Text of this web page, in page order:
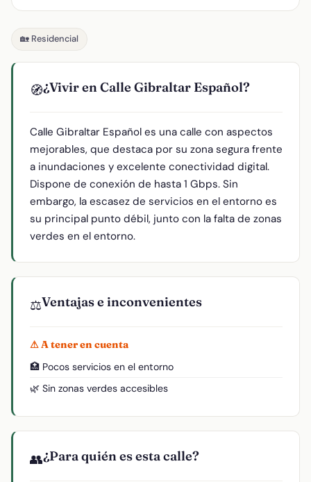
🏡 Residencial
🧭¿Vivir en Calle Gibraltar Español?
Calle Gibraltar Español es una calle con aspectos
mejorables, que destaca por su zona segura frente
a inundaciones y excelente conectividad digital.
Dispone de conexión de hasta 1 Gbps. Sin
embargo, la escasez de servicios en el entorno es
su principal punto débil, junto con la falta de zonas
verdes en el entorno.
⚖️Ventajas e inconvenientes
⚠ A tener en cuenta
🏥 Pocos servicios en el entorno
🌿 Sin zonas verdes accesibles
👥¿Para quién es esta calle?